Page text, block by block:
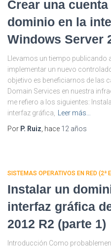
Crear una
dominio en la
Windows Server
Llevamos un tiempo
implementar un nuevo
objetivo es beneficiarnos de las
Domain Services en nuestra
me refiero a los siguientes:
interfaz gráfica,
Leer más…
Por P. Ruiz , hace 12 años
SISTEMAS OPERATIVOS EN RED (2ª
Instalar un
interfaz gráfica
2012 R2 (parte 1)
Introducción Como